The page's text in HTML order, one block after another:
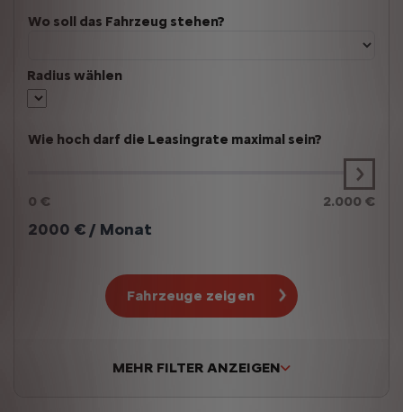
Wo soll das Fahrzeug stehen?
Radius wählen
Wie hoch darf die Leasingrate maximal sein?
0 € 2.000 €
2000 € / Monat
Fahrzeuge zeigen
MEHR FILTER ANZEIGEN